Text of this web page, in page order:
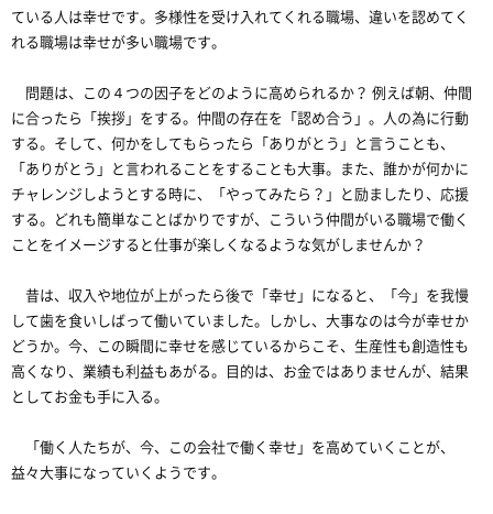
ている人は幸せです。多様性を受け入れてくれる職場、違いを認めてく
れる職場は幸せが多い職場です。
問題は、この４つの因子をどのように高められるか？ 例えば朝、仲間
に合ったら「挨拶」をする。仲間の存在を「認め合う」。人の為に行動
する。そして、何かをしてもらったら「ありがとう」と言うことも、
「ありがとう」と言われることをすることも大事。また、誰かが何かに
チャレンジしようとする時に、「やってみたら？」と励ましたり、応援
する。どれも簡単なことばかりですが、こういう仲間がいる職場で働く
ことをイメージすると仕事が楽しくなるような気がしませんか？
昔は、収入や地位が上がったら後で「幸せ」になると、「今」を我慢
して歯を食いしばって働いていました。しかし、大事なのは今が幸せか
どうか。今、この瞬間に幸せを感じているからこそ、生産性も創造性も
高くなり、業績も利益もあがる。目的は、お金ではありませんが、結果
としてお金も手に入る。
「働く人たちが、今、この会社で働く幸せ」を高めていくことが、
益々大事になっていくようです。